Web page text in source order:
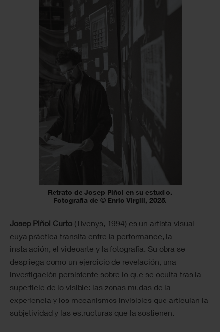
Retrato de Josep Piñol en su estudio.
Fotografía de © Enric Virgili, 2025.
Josep Piñol Curto (Tivenys, 1994) es un artista visual
cuya práctica transita entre la performance, la
instalación, el videoarte y la fotografía. Su obra se
despliega como un ejercicio de revelación, una
investigación persistente sobre lo que se oculta tras la
superficie de lo visible: las zonas mudas de la
experiencia y los mecanismos invisibles que articulan la
subjetividad y las estructuras que la sostienen.